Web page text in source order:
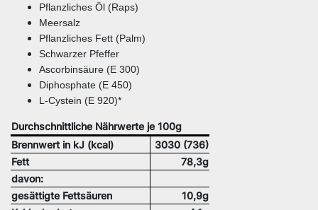
Pflanzliches Öl (Raps)
Meersalz
Pflanzliches Fett (Palm)
Schwarzer Pfeffer
Ascorbinsäure (E 300)
Diphosphate (E 450)
L-Cystein (E 920)*
Durchschnittliche Nährwerte je 100g
Brennwert in kJ (kcal)
3030 (736)
Fett
78,3g
davon:
gesättigte Fettsäuren
10,9g